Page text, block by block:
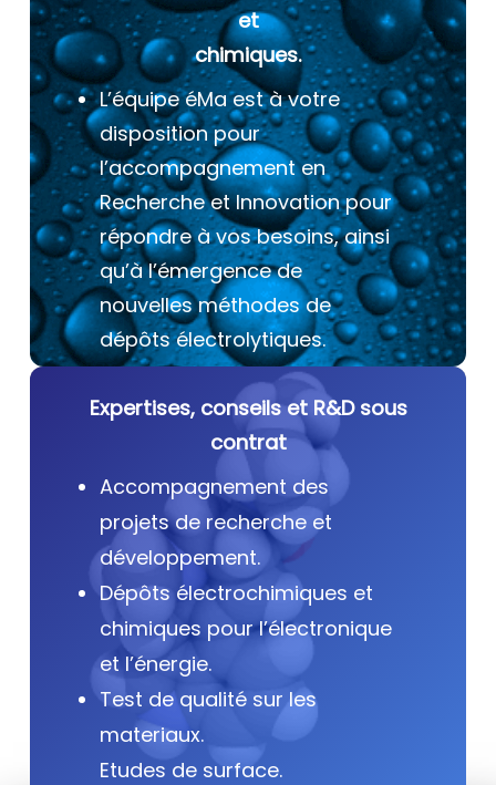
et
chimiques.
L’équipe éMa est à votre
disposition pour
l’accompagnement en
Recherche et Innovation pour
répondre à vos besoins, ainsi
qu’à l’émergence de
nouvelles méthodes de
dépôts électrolytiques.
Expertises, conseils et R&D sous
contrat
Accompagnement des
projets de recherche et
développement.
Dépôts électrochimiques et
chimiques pour l’électronique
et l’énergie.
Test de qualité sur les
materiaux.
Etudes de surface.